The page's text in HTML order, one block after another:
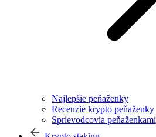
Najlepšie peňaženky
Recenzie krypto peňaženky
Sprievodcovia peňaženkami